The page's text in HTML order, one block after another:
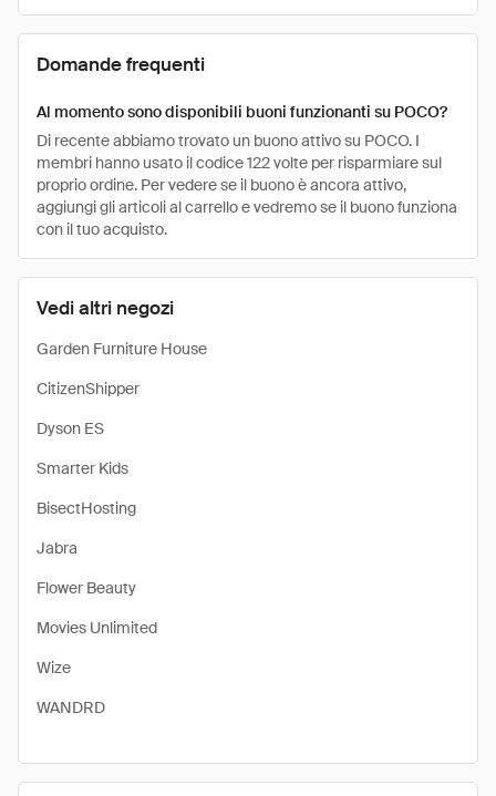
Vedi altri negozi
Garden Furniture House
CitizenShipper
Dyson ES
Smarter Kids
BisectHosting
Jabra
Flower Beauty
Movies Unlimited
Wize
WANDRD
Domande frequenti
Al momento sono disponibili buoni funzionanti su POCO?
Di recente abbiamo trovato un buono attivo su POCO. I
membri hanno usato il codice 122 volte per risparmiare sul
proprio ordine. Per vedere se il buono è ancora attivo,
aggiungi gli articoli al carrello e vedremo se il buono funziona
con il tuo acquisto.